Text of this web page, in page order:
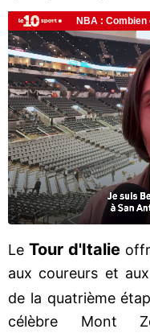
LeTour d'Italie
aux coureurs et
de la quatrième
célèbre Mont